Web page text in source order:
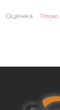
Оценка Плохо